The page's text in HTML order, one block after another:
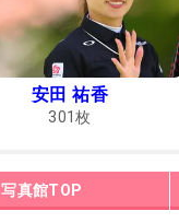
安田 祐香
301枚
写真館TOP